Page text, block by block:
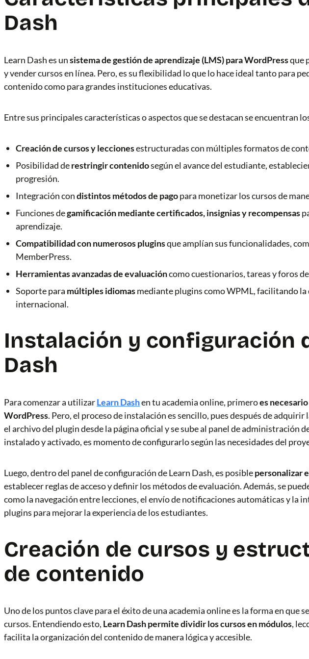
Dash
Learn Dash es unsistema de gestión de aprendizaje (LMS) para WordPressque
y vender cursos en línea. Pero, es su flexibilidad lo que lo hace ideal tanto para
contenido como para grandes instituciones educativas.
Entre sus principales características o aspectos que se destacan se encuentran
Creación de cursos y leccionesestructuradas con múltiples formatos de
Posibilidad derestringir contenidosegún el avance del estudiante,
progresión.
Integración condistintos métodos de pagopara monetizar los cursos de
Funciones degamificación mediante certificados, insignias y recompensas
aprendizaje.
Compatibilidad con numerosos pluginsque amplían sus funcionalidades,
MemberPress.
Herramientas avanzadas de evaluacióncomo cuestionarios, tareas y foros
Soporte para múltiples idiomasmediante plugins como WPML, facilitando la
internacional.
Instalación y configuración
Dash
Para comenzar a utilizarLearn Dashen tu academia online, primeroes
WordPress. Pero, el proceso de instalación es sencillo, pues después de adquirir
el archivo del plugin desde la página oficial y se sube al panel de administración
instalado y activado, es momento de configurarlo según las necesidades del
Luego, dentro del panel de configuración de Learn Dash, es posiblepersonalizar
establecer reglas de acceso y definir los métodos de evaluación. Además, se
como la navegación entre lecciones, el envío de notificaciones automáticas y la
plugins para mejorar la experiencia de los estudiantes.
Creación de cursos y
de contenido
Uno de los puntos clave para el éxito de una academia online es la forma en que
cursos. Entendiendo esto, Learn Dash permite dividir los cursos en módulos,
facilita la organización del contenido de manera lógica y accesible.